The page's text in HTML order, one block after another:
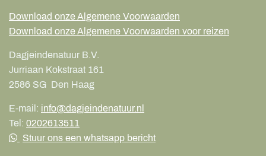
Download onze Algemene Voorwaarden
Download onze Algemene Voorwaarden voor reizen
Dagjeindenatuur B.V.
Jurriaan Kokstraat 161
2586 SG Den Haag
E-mail: info@dagjeindenatuur.nl
Tel: 0202613511
Stuur ons een whatsapp bericht